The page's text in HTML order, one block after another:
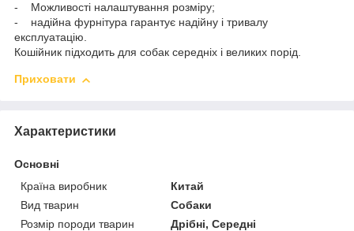
- Можливості налаштування розміру;
- надійна фурнітура гарантує надійну і тривалу
експлуатацію.
Кошійник підходить для собак середніх і великих порід.
Приховати
Характеристики
Основні
Країна виробник
Китай
Вид тварин
Собаки
Розмір породи тварин
Дрібні, Середні